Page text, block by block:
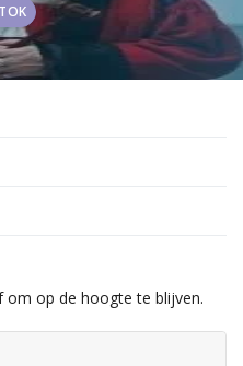
om op de hoogte te blijven.